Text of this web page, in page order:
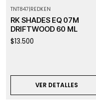
TNT847|REDKEN
RK SHADES EQ 07M
DRIFTWOOD 60 ML
$13.500
VER DETALLES